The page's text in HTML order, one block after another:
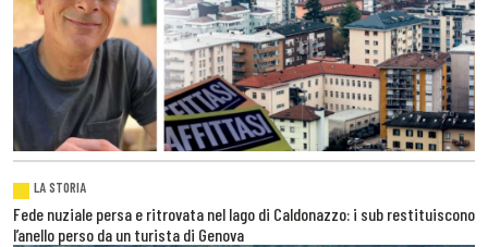
LA STORIA
Fede nuziale persa e ritrovata nel lago di Caldonazzo: i sub restituiscono
l’anello perso da un turista di Genova